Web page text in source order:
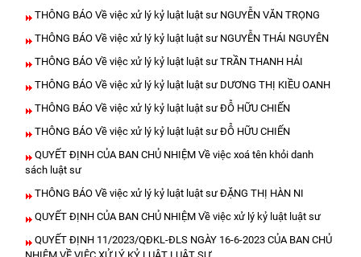
THÔNG BÁO Về việc xử lý kỷ luật luật sư NGUYỄN VĂN TRỌNG
THÔNG BÁO Về việc xử lý kỷ luật luật sư NGUYỄN THÁI NGUYÊN
THÔNG BÁO Về việc xử lý kỷ luật luật sư TRẦN THANH HẢI
THÔNG BÁO Về việc xử lý kỷ luật luật sư DƯƠNG THỊ KIỀU OANH
THÔNG BÁO Về việc xử lý kỷ luật luật sư ĐỖ HỮU CHIẾN
THÔNG BÁO Về việc xử lý kỷ luật luật sư ĐỖ HỮU CHIẾN
QUYẾT ĐỊNH CỦA BAN CHỦ NHIỆM Về việc xoá tên khỏi danh
sách luật sư
THÔNG BÁO Về việc xử lý kỷ luật luật sư ĐẶNG THỊ HÀN NI
QUYẾT ĐỊNH CỦA BAN CHỦ NHIỆM Về việc xử lý kỷ luật luật sư
QUYẾT ĐỊNH 11/2023/QĐKL-ĐLS NGÀY 16-6-2023 CỦA BAN CHỦ